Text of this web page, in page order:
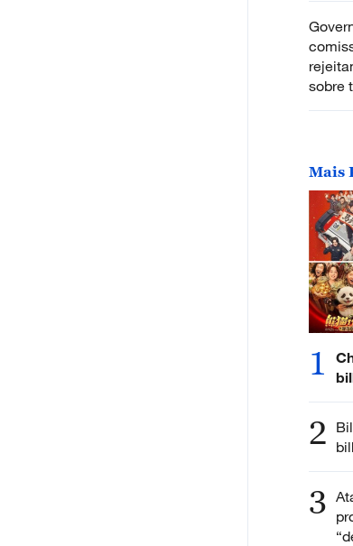
sobre
Mais
1
2
3